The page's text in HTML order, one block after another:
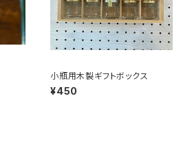
小瓶用木製ギフトボックス
¥450